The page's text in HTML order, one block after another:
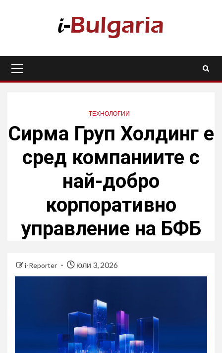
Menu
ТЕХНОЛОГИИ
Сирма Груп Холдинг е
сред компаниите с
най-добро
корпоративно
управление на БФБ
i-Reporter юли 3, 2026